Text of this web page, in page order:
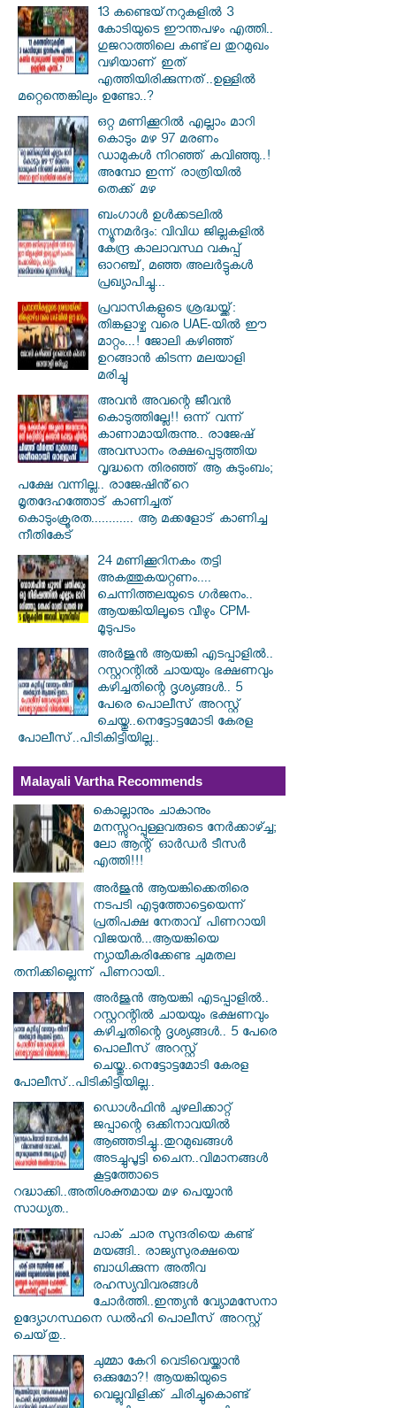
13 കണ്ടെയ്‌നറുകളിൽ 3
കോടിയുടെ ഈന്തപഴം എത്തി..
ഗുജറാത്തിലെ കണ്ട്‌ല തുറമുഖം
വഴിയാണ് ഇത്
എത്തിയിരിക്കുന്നത്..ഉള്ളിൽ
മറ്റെന്തെങ്കിലും ഉണ്ടോ..?
ഒറ്റ മണിക്കൂറിൽ എല്ലാം മാറി
കൊടും മഴ 97 മരണം
ഡാമുകൾ നിറഞ്ഞ് കവിഞ്ഞു..!
അമ്പോ ഇന്ന് രാത്രിയിൽ
തെക്ക് മഴ
ബംഗാൾ ഉൾക്കടലിൽ
ന്യൂനമർദ്ദം: വിവിധ ജില്ലകളിൽ
കേന്ദ്ര കാലാവസ്ഥ വകുപ്പ്
ഓറഞ്ച്, മഞ്ഞ അലർട്ടുകൾ
പ്രഖ്യാപിച്ചു...
പ്രവാസികളുടെ ശ്രദ്ധയ്ക്ക്:
തിങ്കളാഴ്ച വരെ UAE-യിൽ ഈ
മാറ്റം...! ജോലി കഴിഞ്ഞ്
ഉറങ്ങാൻ കിടന്ന മലയാളി
മരിച്ചു
അവൻ അവന്റെ ജീവൻ
കൊടുത്തില്ലേ!! ഒന്ന് വന്ന്
കാണാമായിരുന്നു.. രാജേഷ്
അവസാനം രക്ഷപ്പെടുത്തിയ
വൃദ്ധനെ തിരഞ്ഞ് ആ കുടുംബം;
പക്ഷേ വന്നില്ല.. രാജേഷിൻ്റെ
മൃതദേഹത്തോട് കാണിച്ചത്
കൊടുംക്രൂരത............ ആ മക്കളോട് കാണിച്ച
നീതികേട്
24 മണിക്കൂറിനകം തട്ടി
അകത്തുകയറ്റണം....
ചെന്നിത്തലയുടെ ഗർജനം..
ആയങ്കിയിലൂടെ വീഴും CPM-
മൂടുപടം
അർജുൻ ആയങ്കി എടപ്പാളിൽ..
റസ്റ്ററന്റിൽ ചായയും ഭക്ഷണവും
കഴിച്ചതിന്റെ ദൃശ്യങ്ങൾ.. 5
പേരെ പൊലീസ് അറസ്റ്റ്
ചെയ്തു..നെട്ടോട്ടമോടി കേരള
പോലീസ്..പിടികിട്ടിയില്ല..
Malayali Vartha Recommends
കൊല്ലാനും ചാകാനും
മനസ്സുറപ്പുള്ളവരുടെ നേർക്കാഴ്ച്ച;
ലോ ആന്റ് ഓർഡർ ടീസർ
എത്തി!!!
അർജുൻ ആയങ്കിക്കെതിരെ
നടപടി എടുത്തോട്ടെയെന്ന്
പ്രതിപക്ഷ നേതാവ് പിണറായി
വിജയൻ...ആയങ്കിയെ
ന്യായീകരിക്കേണ്ട ചുമതല
തനിക്കില്ലെന്ന് പിണറായി..
അർജുൻ ആയങ്കി എടപ്പാളിൽ..
റസ്റ്ററന്റിൽ ചായയും ഭക്ഷണവും
കഴിച്ചതിന്റെ ദൃശ്യങ്ങൾ.. 5 പേരെ
പൊലീസ് അറസ്റ്റ്
ചെയ്തു..നെട്ടോട്ടമോടി കേരള
പോലീസ്..പിടികിട്ടിയില്ല..
ഡൊൾഫിൻ ചുഴലിക്കാറ്റ്
ജപ്പാന്റെ ഒക്കിനാവയിൽ
ആഞ്ഞടിച്ചു..തുറമുഖങ്ങൾ
അടച്ചുപൂട്ടി ചൈന..വിമാനങ്ങൾ
കൂട്ടത്തോടെ
റദ്ധാക്കി..അതിശക്തമായ മഴ പെയ്യാൻ
സാധ്യത..
പാക് ചാര സുന്ദരിയെ കണ്ട്
മയങ്ങി.. രാജ്യസുരക്ഷയെ
ബാധിക്കുന്ന അതീവ
രഹസ്യവിവരങ്ങൾ
ചോർത്തി..ഇന്ത്യൻ വ്യോമസേനാ
ഉദ്യോഗസ്ഥനെ ഡൽഹി പൊലീസ് അറസ്റ്റ്
ചെയ്‌തു..
ചുമ്മാ കേറി വെടിവെയ്ക്കാൻ
ഒക്കുമോ?! ആയങ്കിയുടെ
വെല്ലുവിളിക്ക് ചിരിച്ചുകൊണ്ട്